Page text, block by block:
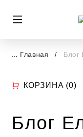
... Главная Блог
КОРЗИНА (0)
Блог